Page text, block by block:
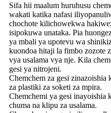
Sifa hii maalum huruhusu
wakati katika nafasi
chochote kilichowekwa
isipokuwa unataka. Pia
ya mbali ya upotevu wa
kuondoa hitaji la fimbo zozote
vya usalama vya nje. Kila
gesi ya nitrojeni.
Chemchem za gesi
za plastiki za soketi za mpira.
Chemchemi ya gesi inayoishia
chuma na klipu za usalama.